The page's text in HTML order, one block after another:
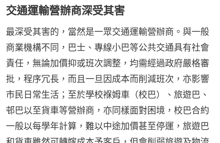
交通運輸營辦商深受其害
最深受其害的，當然是一眾交通運輸營辦商。與一般
商業機構不同，巴士、專線小巴等公共交通具有社會
責任，無論加價抑或班次調整，均需經過政府嚴格審
批，程序冗長，而且一旦因成本而削減班次，亦影響
市民日常生活；至於學校褓姆車（校巴）、旅遊巴、
邨巴以至貨車等營辦商，亦同樣面對困境，校巴合約
一般以每學年計算，難以中途加價甚至停運，旅遊巴